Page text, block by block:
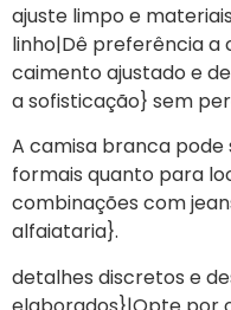
ajuste limpo e
linho|Dê preferência a
caimento ajustado e
a sofisticação} sem
A camisa branca
formais quanto para
combinações com
alfaiataria}.
detalhes discretos e